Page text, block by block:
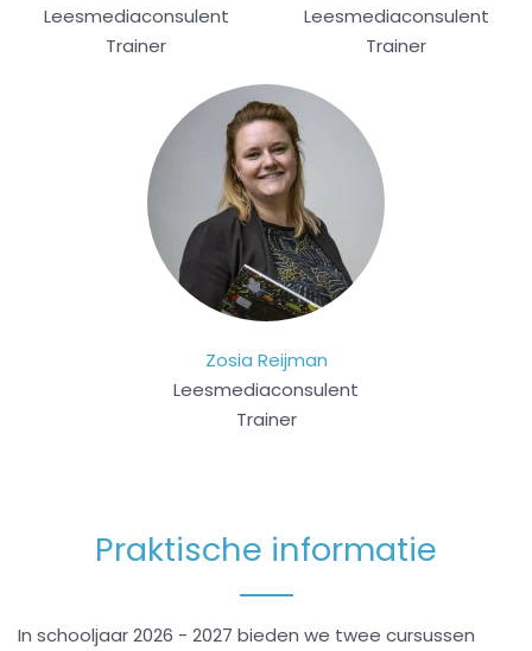
Leesmediaconsulent
Trainer
Leesmediaconsulent
Trainer
Zosia Reijman
Leesmediaconsulent
Trainer
Praktische informatie
In schooljaar 2026 - 2027 bieden we twee cursussen